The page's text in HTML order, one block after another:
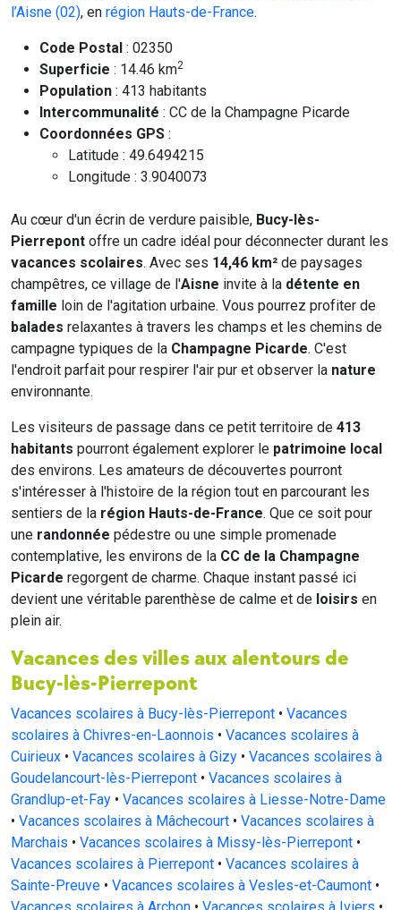
l’Aisne (02), en région Hauts-de-France.
Code Postal : 02350
Superficie : 14.46 km2
Population : 413 habitants
Intercommunalité : CC de la Champagne Picarde
Coordonnées GPS :
Latitude : 49.6494215
Longitude : 3.9040073
Au cœur d'un écrin de verdure paisible, Bucy-lès-
Pierrepont offre un cadre idéal pour déconnecter durant les
vacances scolaires. Avec ses 14,46 km² de paysages
champêtres, ce village de l'Aisne invite à la détente en
famille loin de l'agitation urbaine. Vous pourrez profiter de
balades relaxantes à travers les champs et les chemins de
campagne typiques de la Champagne Picarde. C'est
l'endroit parfait pour respirer l'air pur et observer la nature
environnante.
Les visiteurs de passage dans ce petit territoire de 413
habitants pourront également explorer le patrimoine local
des environs. Les amateurs de découvertes pourront
s'intéresser à l'histoire de la région tout en parcourant les
sentiers de la région Hauts-de-France. Que ce soit pour
une randonnée pédestre ou une simple promenade
contemplative, les environs de la CC de la Champagne
Picarde regorgent de charme. Chaque instant passé ici
devient une véritable parenthèse de calme et de loisirs en
plein air.
Vacances des villes aux alentours de
Bucy-lès-Pierrepont
Vacances scolaires à Bucy-lès-Pierrepont • Vacances
scolaires à Chivres-en-Laonnois • Vacances scolaires à
Cuirieux • Vacances scolaires à Gizy • Vacances scolaires à
Goudelancourt-lès-Pierrepont • Vacances scolaires à
Grandlup-et-Fay • Vacances scolaires à Liesse-Notre-Dame
• Vacances scolaires à Mâchecourt • Vacances scolaires à
Marchais • Vacances scolaires à Missy-lès-Pierrepont •
Vacances scolaires à Pierrepont • Vacances scolaires à
Sainte-Preuve • Vacances scolaires à Vesles-et-Caumont •